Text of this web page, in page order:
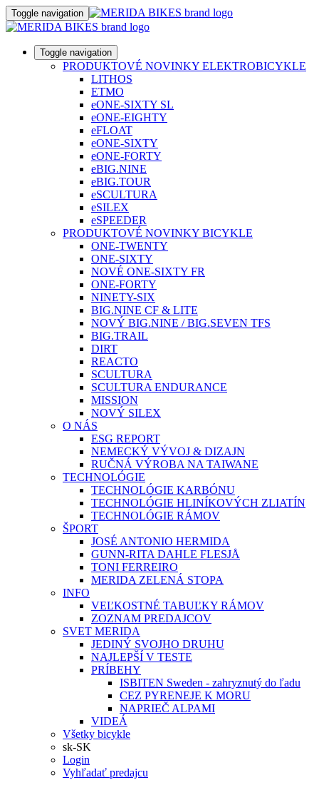
Toggle navigation
Toggle navigation
PRODUKTOVÉ NOVINKY ELEKTROBICYKLE
LITHOS
ETMO
eONE-SIXTY SL
eONE-EIGHTY
eFLOAT
eONE-SIXTY
eONE-FORTY
eBIG.NINE
eBIG.TOUR
eSCULTURA
eSILEX
eSPEEDER
PRODUKTOVÉ NOVINKY BICYKLE
ONE-TWENTY
ONE-SIXTY
NOVÉ ONE-SIXTY FR
ONE-FORTY
NINETY-SIX
BIG.NINE CF & LITE
NOVÝ BIG.NINE / BIG.SEVEN TFS
BIG.TRAIL
DIRT
REACTO
SCULTURA
SCULTURA ENDURANCE
MISSION
NOVÝ SILEX
O NÁS
ESG REPORT
NEMECKÝ VÝVOJ & DIZAJN
RUČNÁ VÝROBA NA TAIWANE
TECHNOLÓGIE
TECHNOLÓGIE KARBÓNU
TECHNOLÓGIE HLINÍKOVÝCH ZLIATÍN
TECHNOLÓGIE RÁMOV
ŠPORT
JOSÉ ANTONIO HERMIDA
GUNN-RITA DAHLE FLESJÅ
TONI FERREIRO
MERIDA ZELENÁ STOPA
INFO
VEĽKOSTNÉ TABUĽKY RÁMOV
ZOZNAM PREDAJCOV
SVET MERIDA
JEDINÝ SVOJHO DRUHU
NAJLEPŠÍ V TESTE
PRÍBEHY
ISBITEN Sweden - zahryznutý do ľadu
CEZ PYRENEJE K MORU
NAPRIEČ ALPAMI
VIDEÁ
Všetky bicykle
sk-SK
Login
Vyhľadať predajcu